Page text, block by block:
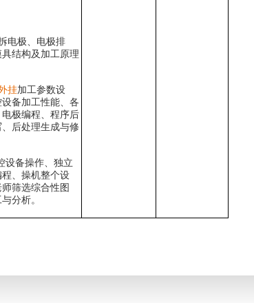
电极、电极排
结构及加工原理
挂加工参数设
备加工性能、各
极编程、程序后
后处理生成与修
设备操作、独立
、操机整个设
筛选综合性图
分析。